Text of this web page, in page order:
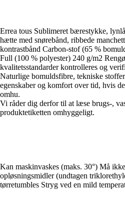
Errea tous Sublimeret bærestykke,
hætte med snørebånd, ribbede
kontrastbånd Carbon-stof (65 %
Full (100 % polyester) 240 g/m2
kvalitetsstandarder kontrolleres og
Naturlige bomuldsfibre, tekniske
egenskaber og komfort over tid, hvis
omhu.
Vi råder dig derfor til at læse brugs-,
produktetiketten omhyggeligt.
Kan maskinvaskes (maks. 30°) Må
opløsningsmidler (undtagen
tørretumbles Stryg ved en mild